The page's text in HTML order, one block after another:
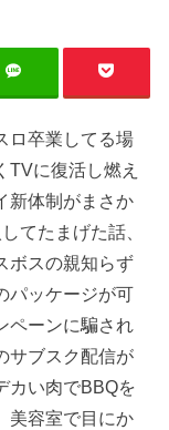
ロ卒業してる場
TVに復活し燃え
新体制がまさか
てたまげた話、
ボスの親知らず
パッケージが可
ペーンに騙され
サブスク配信が
カい肉でBBQを
美容室で目にか